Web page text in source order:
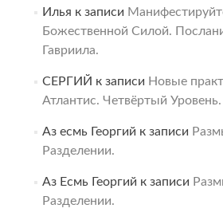
Илья к записи
Божественной Силой.
Гавриила.
СЕРГИЙ к записи Новые
Атлантис. Четвёртый Уровень.
Аз есмь Георгий к записи
Разделении.
Аз Есмь Георгий к записи
Разделении.